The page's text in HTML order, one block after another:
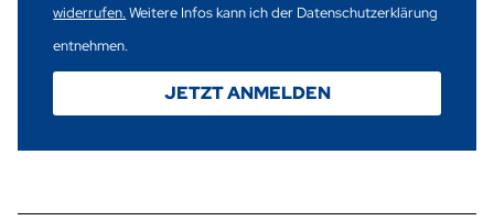
widerrufen.Weitere Infos kann ich der Datenschutzerklärung
entnehmen.
JETZT ANMELDEN